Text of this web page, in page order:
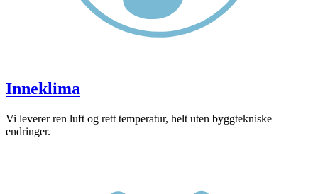
Inneklima
Vi leverer ren luft og rett temperatur, helt uten byggtekniske
endringer.